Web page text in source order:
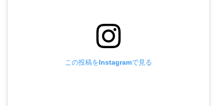
この投稿をInstagramで見る